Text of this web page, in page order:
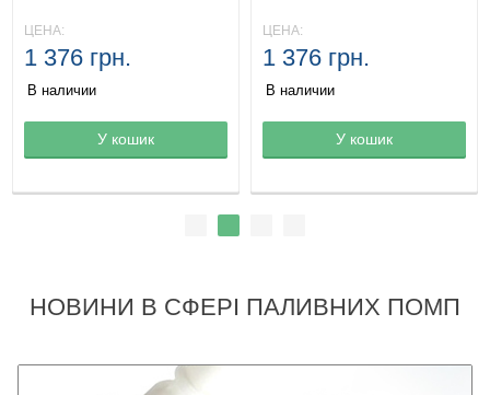
Товар в корзине
ЦЕНА:
1 376 грн.
В наличии
У кошик Товар в корзине
ЦЕНА:
1 376 грн.
В наличии
У кошик
НОВИНИ В СФЕРІ ПАЛИВНИХ ПОМП